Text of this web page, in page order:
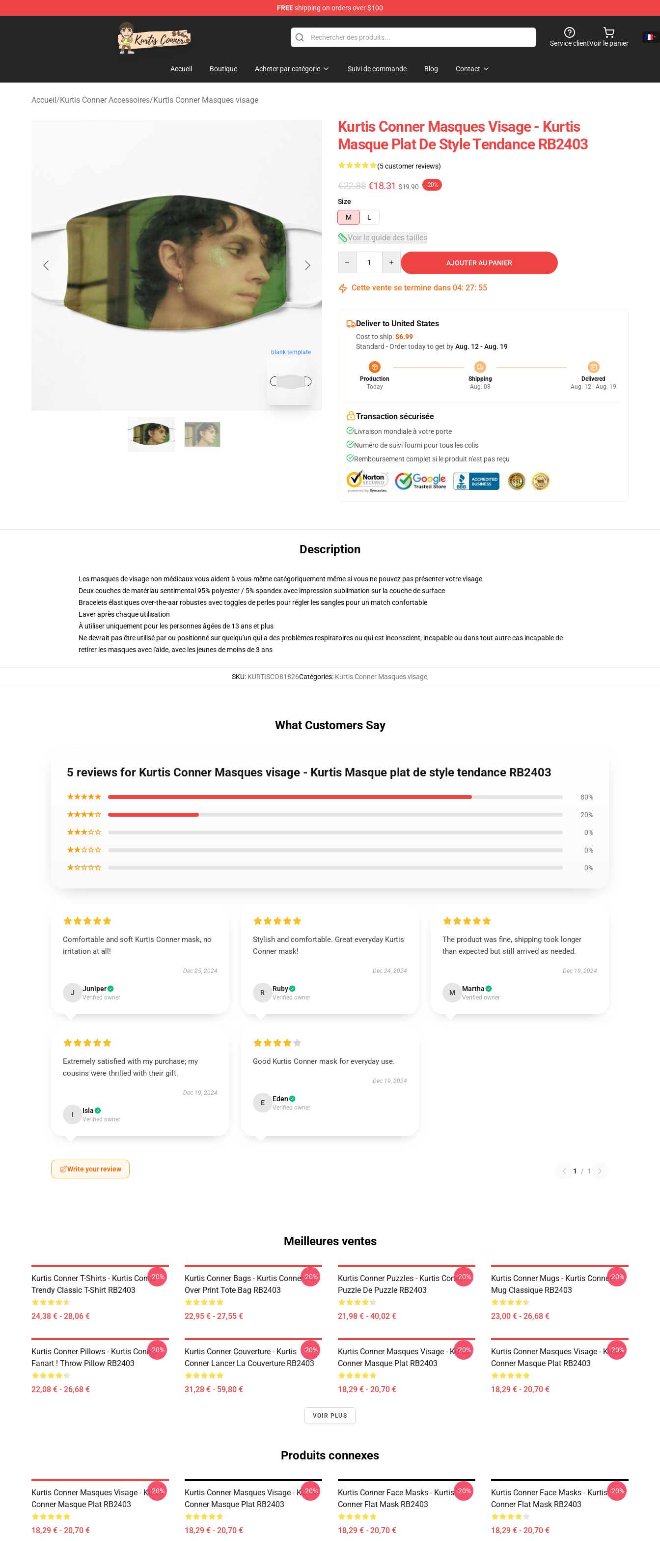
FREEshipping on orders over $100
Kurtis Conner Store - Official Kurtis Conner Merchandise Shop
Service clientVoir le panier
Accueil Boutique Acheter par catégorie Suivi de commande Blog Contact
Accueil/Kurtis Conner Accessoires/Kurtis Conner Masques visage
blank template
Kurtis Conner Masques Visage - Kurtis
Masque Plat De Style Tendance RB2403
(5 customer reviews)
€22.88 €18.31 $19.90 -20%
Size
M
L
Voir le guide des tailles
AJOUTER AU PANIER
Cette vente se termine dans 04: 27: 54
Deliver to United States
Cost to ship:$6.99
Standard - Order today to get byAug. 12 - Aug. 19
Production
Today
Shipping
Aug. 08
Delivered
Aug. 12 - Aug. 19
Transaction sécurisée
Livraison mondiale à votre porte
Numéro de suivi fourni pour tous les colis
Remboursement complet si le produit n'est pas reçu
Description
Les masques de visage non médicaux vous aident à vous-même catégoriquement même si vous ne pouvez pas présenter votre visage
Deux couches de matériau sentimental 95% polyester / 5% spandex avec impression sublimation sur la couche de surface
Bracelets élastiques over-the-aar robustes avec toggles de perles pour régler les sangles pour un match confortable
Laver après chaque utilisation
À utiliser uniquement pour les personnes âgées de 13 ans et plus
Ne devrait pas être utilisé par ou positionné sur quelqu'un qui a des problèmes respiratoires ou qui est inconscient, incapable ou dans tout autre cas incapable de
retirer les masques avec l'aide, avec les jeunes de moins de 3 ans
SKU: KURTISCO81826Catégories: Kurtis Conner Masques visage,
What Customers Say
5 reviews for Kurtis Conner Masques visage - Kurtis Masque plat de style tendance RB2403
★★★★★ 80%
★★★★☆ 20%
★★★☆☆ 0%
★★☆☆☆ 0%
★☆☆☆☆ 0%
Comfortable and soft Kurtis Conner mask, no
irritation at all!
Dec 25, 2024
J Juniper
Verified owner
Stylish and comfortable. Great everyday Kurtis
Conner mask!
Dec 24, 2024
R Ruby
Verified owner
The product was fine, shipping took longer
than expected but still arrived as needed.
Dec 19, 2024
M Martha
Verified owner
Extremely satisfied with my purchase; my
cousins were thrilled with their gift.
Dec 19, 2024
I Isla
Verified owner
Good Kurtis Conner mask for everyday use.
Dec 19, 2024
E Eden
Verified owner
Write your review 1 / 1
Meilleures ventes
Kurtis Conner T-Shirts - Kurtis Conner
Trendy Classic T-Shirt RB2403
24,38 € - 28,06 €
-20%
Kurtis Conner Bags - Kurtis Conner All
Over Print Tote Bag RB2403
22,95 € - 27,55 €
-20%
Kurtis Conner Puzzles - Kurtis Conner
Puzzle De Puzzle RB2403
21,98 € - 40,02 €
-20%
Kurtis Conner Mugs - Kurtis Conner
Mug Classique RB2403
23,00 € - 26,68 €
-20%
Kurtis Conner Pillows - Kurtis Conner
Fanart ! Throw Pillow RB2403
22,08 € - 26,68 €
-20%
Kurtis Conner Couverture - Kurtis
Conner Lancer La Couverture RB2403
31,28 € - 59,80 €
-20%
Kurtis Conner Masques Visage - Kurtis
Conner Masque Plat RB2403
18,29 € - 20,70 €
-20%
Kurtis Conner Masques Visage - Kurtis
Conner Masque Plat RB2403
18,29 € - 20,70 €
-20%
VOIR PLUS
Produits connexes
Kurtis Conner Masques Visage - Kurtis
Conner Masque Plat RB2403
18,29 € - 20,70 €
-20%
Kurtis Conner Masques Visage - Kurtis
Conner Masque Plat RB2403
18,29 € - 20,70 €
-20%
Kurtis Conner Face Masks - Kurtis
Conner Flat Mask RB2403
18,29 € - 20,70 €
-20%
Kurtis Conner Face Masks - Kurtis
Conner Flat Mask RB2403
18,29 € - 20,70 €
-20%